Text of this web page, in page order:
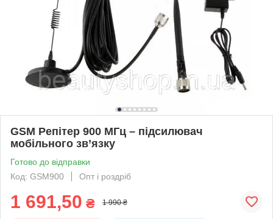
GSM Репітер 900 МГц – підсилювач
мобільного зв’язку
Готово до відправки
Код: GSM900
Опт і роздріб
1 691,50 ₴ 1 990 ₴